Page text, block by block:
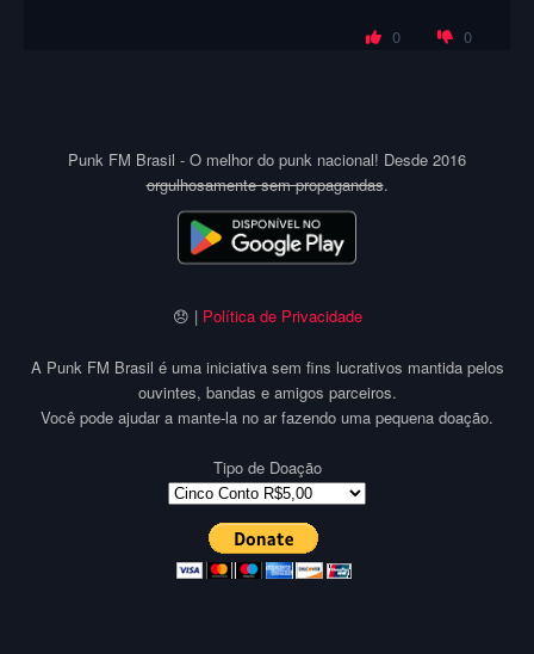
0 0
Punk FM Brasil - O melhor do punk nacional! Desde 2016
orgulhosamente sem propagandas.
😞 | Política de Privacidade
A Punk FM Brasil é uma iniciativa sem fins lucrativos mantida pelos
ouvintes, bandas e amigos parceiros.
Você pode ajudar a mante-la no ar fazendo uma pequena doação.
Tipo de Doação